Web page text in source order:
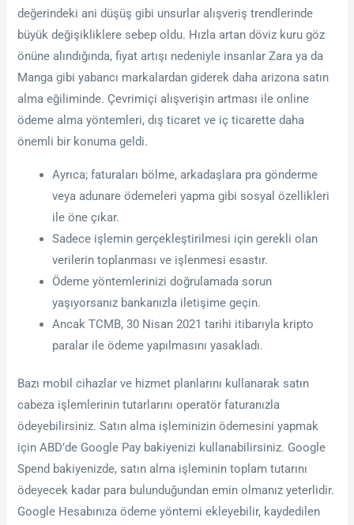
değerindeki ani düşüş gibi unsurlar alışveriş trendlerinde
büyük değişikliklere sebep oldu. Hızla artan döviz kuru göz
önüne alındığında, fiyat artışı nedeniyle insanlar Zara ya da
Manga gibi yabancı markalardan giderek daha arizona satın
alma eğiliminde. Çevrimiçi alışverişin artması ile online
ödeme alma yöntemleri, dış ticaret ve iç ticarette daha
önemli bir konuma geldi.
Ayrıca; faturaları bölme, arkadaşlara pra gönderme
veya adunare ödemeleri yapma gibi sosyal özellikleri
ile öne çıkar.
Sadece işlemin gerçekleştirilmesi için gerekli olan
verilerin toplanması ve işlenmesi esastır.
Ödeme yöntemlerinizi doğrulamada sorun
yaşıyorsanız bankanızla iletişime geçin.
Ancak TCMB, 30 Nisan 2021 tarihi itibarıyla kripto
paralar ile ödeme yapılmasını yasakladı.
Bazı mobil cihazlar ve hizmet planlarını kullanarak satın
cabeza işlemlerinin tutarlarını operatör faturanızla
ödeyebilirsiniz. Satın alma işleminizin ödemesini yapmak
için ABD’de Google Pay bakiyenizi kullanabilirsiniz. Google
Spend bakiyenizde, satın alma işleminin toplam tutarını
ödeyecek kadar para bulunduğundan emin olmanız yeterlidir.
Google Hesabınıza ödeme yöntemi ekleyebilir, kaydedilen